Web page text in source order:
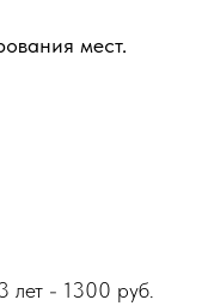
мест.
лет - 1300 руб.